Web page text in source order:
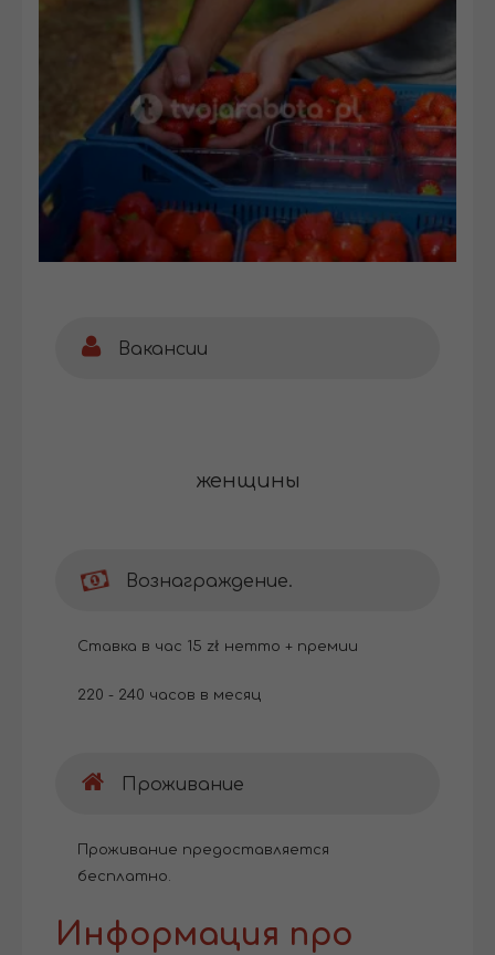
Вакансии
женщины
Вознаграждение.
Ставка в час 15 zł нетто + премии
220 - 240 часов в месяц
Проживание
Проживание предоставляется
бесплатно.
Информация про